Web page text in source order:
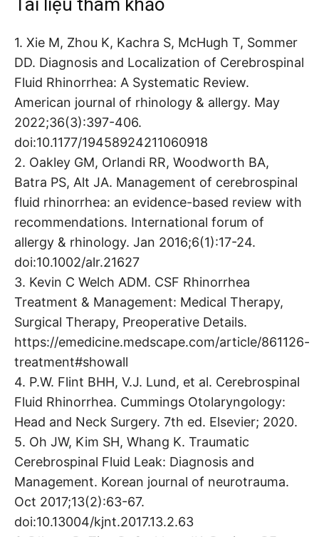
1. Xie M, Zhou K, Kachra S, McHugh T, Sommer
DD. Diagnosis and Localization of Cerebrospinal
Fluid Rhinorrhea: A Systematic Review.
American journal of rhinology & allergy. May
2022;36(3):397-406.
doi:10.1177/19458924211060918
2. Oakley GM, Orlandi RR, Woodworth BA,
Batra PS, Alt JA. Management of cerebrospinal
fluid rhinorrhea: an evidence-based review with
recommendations. International forum of
allergy & rhinology. Jan 2016;6(1):17-24.
doi:10.1002/alr.21627
3. Kevin C Welch ADM. CSF Rhinorrhea
Treatment & Management: Medical Therapy,
Surgical Therapy, Preoperative Details.
https://emedicine.medscape.com/article/861126-
treatment#showall
4. P.W. Flint BHH, V.J. Lund, et al. Cerebrospinal
Fluid Rhinorrhea. Cummings Otolaryngology:
Head and Neck Surgery. 7th ed. Elsevier; 2020.
5. Oh JW, Kim SH, Whang K. Traumatic
Cerebrospinal Fluid Leak: Diagnosis and
Management. Korean journal of neurotrauma.
Oct 2017;13(2):63-67.
doi:10.13004/kjnt.2017.13.2.63